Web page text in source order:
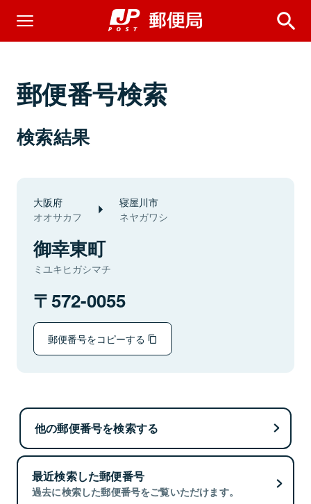
郵便番号検索
検索結果
大阪府
オオサカフ
寝屋川市
ネヤガワシ
御幸東町
ミユキヒガシマチ
572-0055
郵便番号をコピーする
他の郵便番号を検索する
最近検索した郵便番号
過去に検索した郵便番号をご覧いただけます。